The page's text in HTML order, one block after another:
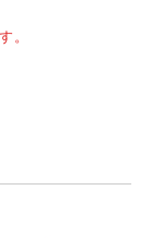
。